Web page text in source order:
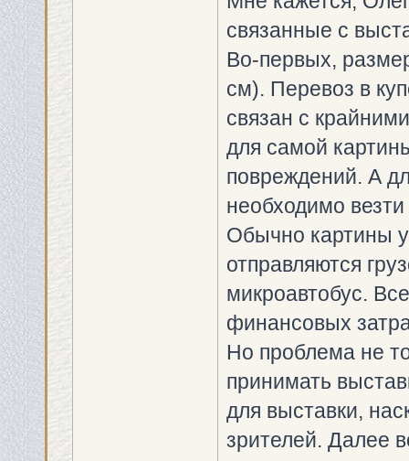
связанные с
Во-первых,
см). Перевоз в
связан с
для самой
повреждений. А
необходимо
Обычно картины
отправляются
микроавтобус.
финансовых
Но проблема не
принимать
для выставки,
зрителей. Далее